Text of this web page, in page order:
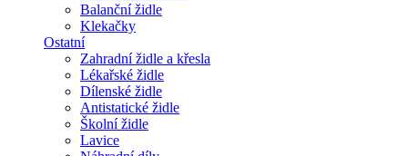
Balanční židle
Klekačky
Ostatní
Zahradní židle a křesla
Lékařské židle
Dílenské židle
Antistatické židle
Školní židle
Lavice